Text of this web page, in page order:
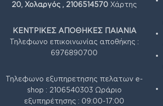
20, Χολαργός , 2106514570 Χάρτης
ΚΕΝΤΡΙΚΕΣ ΑΠΟΘΗΚΕΣ ΠΑΙΑΝΙΑ
Τηλεφωνο επικοινωνίας αποθήκης :
6976890700
Τηλεφωνο εξυπηρετησης πελατων e-
shop : 2106540303 Ωράριο
εξυπηρέτησης : 09:00-17:00